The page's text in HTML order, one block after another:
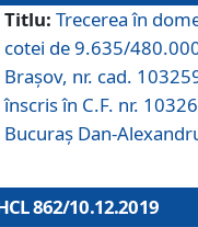
Titlu: Trecerea în
cotei de 9.635/
Brașov, nr. cad.
înscris în C.F. nr.
Bucuraș Dan-
862/10.12.2019